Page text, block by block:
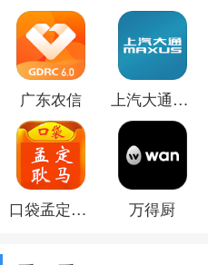
广东农信 上汽大通MAXUS
口袋孟定耿马 万得厨